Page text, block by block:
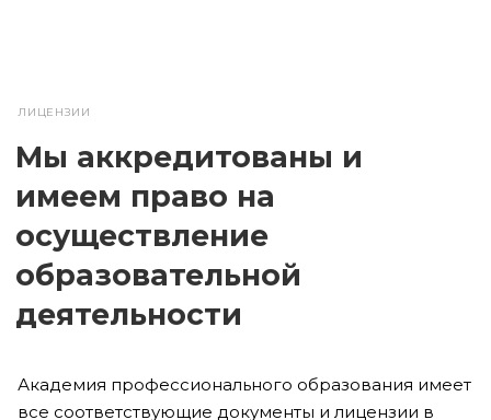
ЛИЦЕНЗИИ
Мы аккредитованы и
имеем право на
осуществление
образовательной
деятельности
Академия профессионального образования имеет
все соответствующие документы и лицензии в